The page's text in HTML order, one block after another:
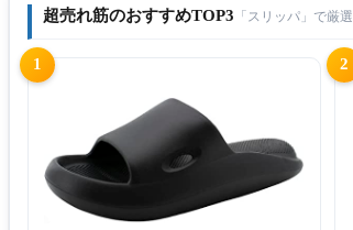
超売れ筋のおすすめTOP3 「スリッパ」で厳選
1 2